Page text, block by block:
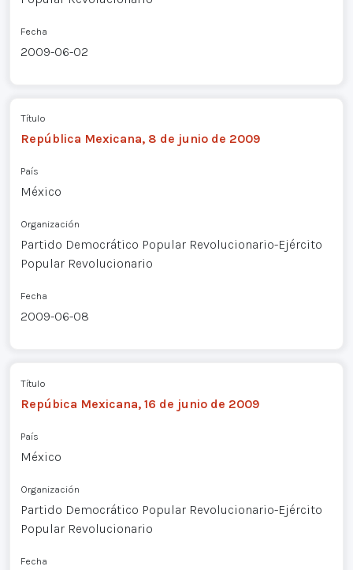
Fecha
2009-06-02
Título
República Mexicana, 8 de junio de 2009
País
México
Organización
Partido Democrático Popular Revolucionario-Ejército
Popular Revolucionario
Fecha
2009-06-08
Título
Repúbica Mexicana, 16 de junio de 2009
País
México
Organización
Partido Democrático Popular Revolucionario-Ejército
Popular Revolucionario
Fecha